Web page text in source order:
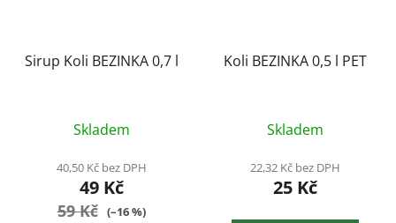
Sirup Koli BEZINKA 0,7 l
Skladem
40,50 Kč bez DPH
49 Kč
59 Kč (–16 %)
Koli BEZINKA 0,5 l PET
Skladem
22,32 Kč bez DPH
25 Kč